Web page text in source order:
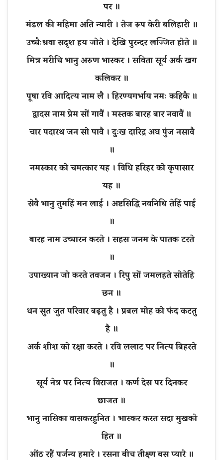
पर ॥
मंडल की महिमा अति न्यारी । तेज रूप केरी बलिहारी ॥
उच्चैःश्रवा सदृश हय जोते । देखि पुरन्दर लज्जित होते ॥
मित्र मरीचि भानु अरुण भास्कर । सविता सूर्य अर्क खग
कलिकर ॥
पूषा रवि आदित्य नाम लै । हिरण्यगर्भाय नमः कहिकै ॥
द्वादस नाम प्रेम सों गावैं । मस्तक बारह बार नवावैं ॥
चार पदारथ जन सो पावै । दुःख दारिद्र अघ पुंज नसावै
॥
नमस्कार को चमत्कार यह । विधि हरिहर को कृपासार
यह ॥
सेवै भानु तुमहिं मन लाई । अष्टसिद्धि नवनिधि तेहिं पाई
॥
बारह नाम उच्चारन करते । सहस जनम के पातक टरते
॥
उपाख्यान जो करते तवजन । रिपु सों जमलहते सोतेहि
छन ॥
धन सुत जुत परिवार बढ़तु है । प्रबल मोह को फंद कटतु
है ॥
अर्क शीश को रक्षा करते । रवि ललाट पर नित्य बिहरते
॥
सूर्य नेत्र पर नित्य विराजत । कर्ण देस पर दिनकर
छाजत ॥
भानु नासिका वासकरहुनित । भास्कर करत सदा मुखको
हित ॥
ओंठ रहैं पर्जन्य हमारे । रसना बीच तीक्ष्ण बस प्यारे ॥